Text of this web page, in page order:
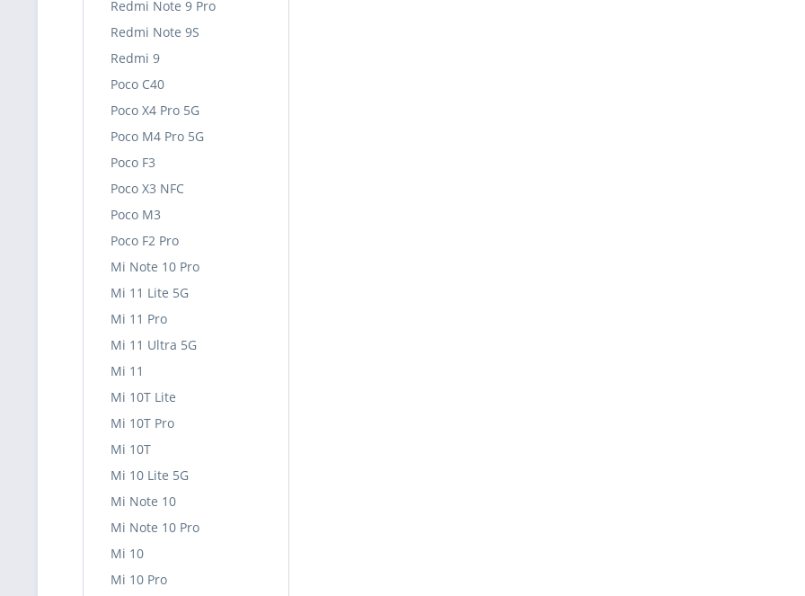
Redmi Note 9 Pro
Redmi Note 9S
Redmi 9
Poco C40
Poco X4 Pro 5G
Poco M4 Pro 5G
Poco F3
Poco X3 NFC
Poco M3
Poco F2 Pro
Mi Note 10 Pro
Mi 11 Lite 5G
Mi 11 Pro
Mi 11 Ultra 5G
Mi 11
Mi 10T Lite
Mi 10T Pro
Mi 10T
Mi 10 Lite 5G
Mi Note 10
Mi Note 10 Pro
Mi 10
Mi 10 Pro